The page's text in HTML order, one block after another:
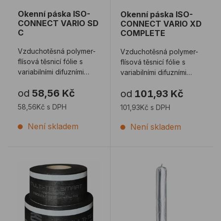
Okenní páska ISO-
CONNECT VARIO SD
C
Vzduchotěsná polymer-
flísová těsnicí fólie s
variabilními difuzními
hnanému ...
od 58,56 Kč
58,56Kč s DPH
Není skladem
Okenní páska ISO-
CONNECT VARIO XD
COMPLETE
Vzduchotěsná polymer-
flísová těsnicí fólie s
variabilními difuzními
od 101,93 Kč
101,93Kč s DPH
Není skladem
Okenní páska MULTI-TEC SMART BLepidlo na okenní a